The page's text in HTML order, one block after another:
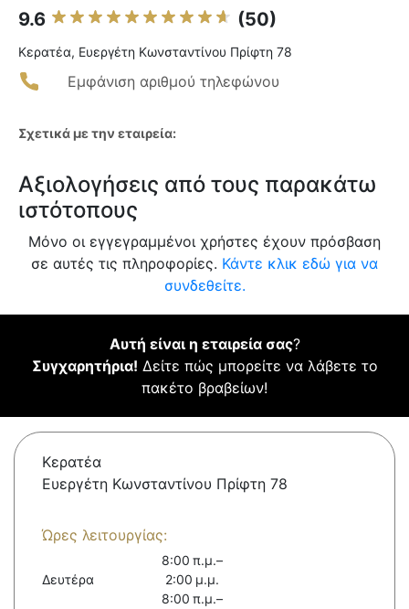
9.6 (50)
Κερατέα, Ευεργέτη Κωνσταντίνου Πρίφτη 78
Εμφάνιση αριθμού τηλεφώνου
Σχετικά με την εταιρεία:
Αξιολογήσεις από τους παρακάτω
ιστότοπους
Μόνο οι εγγεγραμμένοι χρήστες έχουν πρόσβαση
σε αυτές τις πληροφορίες. Κάντε κλικ εδώ για να
συνδεθείτε.
Αυτή είναι η εταιρεία σας?
Συγχαρητήρια! Δείτε πώς μπορείτε να λάβετε το
πακέτο βραβείων!
Κερατέα
Ευεργέτη Κωνσταντίνου Πρίφτη 78
Ώρες λειτουργίας:
Δευτέρα
8:00 π.μ.–
2:00 μ.μ.
8:00 π.μ.–